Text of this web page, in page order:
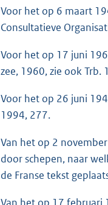
Voor het op 6 maart
Consultatieve
Voor het op 17 juni
zee, 1960, zie ook Trb.
Voor het op 26 juni
1994, 277.
Van het op 2
door schepen, naar
de Franse tekst